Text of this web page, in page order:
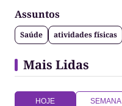
Assuntos
Saúde atividades físicas
Mais Lidas
HOJE SEMANA